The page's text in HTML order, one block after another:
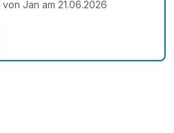
von Jan am 21.06.2026